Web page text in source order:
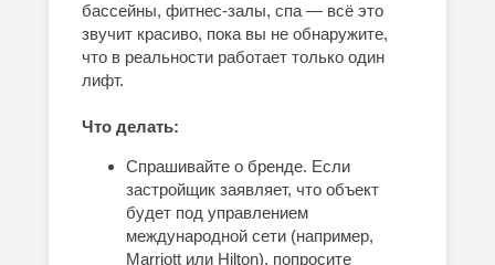
бассейны, фитнес-залы, спа — всё это
звучит красиво, пока вы не обнаружите,
что в реальности работает только один
лифт.
Что делать:
Спрашивайте о бренде. Если
застройщик заявляет, что объект
будет под управлением
международной сети (например,
Marriott или Hilton), попросите